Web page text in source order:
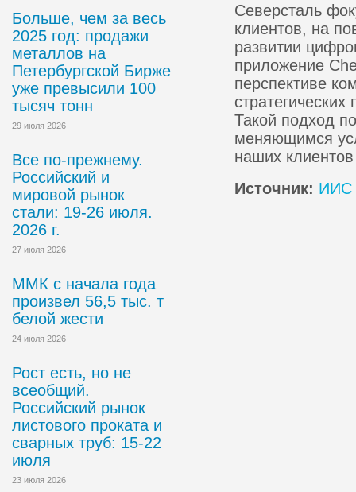
Северсталь
клиентов, на
развитии
приложение
перспективе
Такой подход
меняющимся
наших
Источник: ИИС
Больше, чем за весь
2025 год: продажи
металлов на
Петербургской Бирже
уже превысили 100
тысяч тонн
29 июля 2026
Все по-прежнему.
Российский и
мировой рынок
стали: 19-26 июля.
2026 г.
27 июля 2026
ММК с начала года
произвел 56,5 тыс. т
белой жести
24 июля 2026
Рост есть, но не
всеобщий.
Российский рынок
листового проката и
сварных труб: 15-22
июля
23 июля 2026